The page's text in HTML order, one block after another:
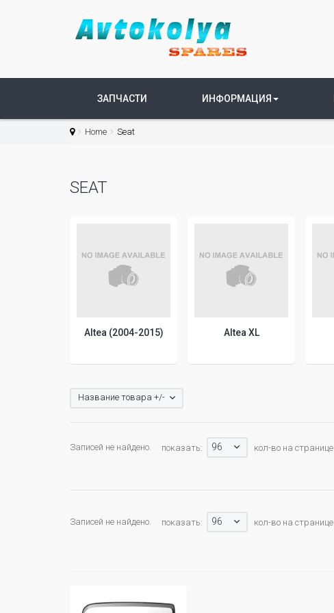
ЗАПЧАСТИ ИНФОРМАЦИЯ
Home Seat
SEAT
Altea (2004-2015) Altea XL
Название товара +/-
Записей не найдено. показать: 96 кол-во на странице
Записей не найдено. показать: 96 кол-во на странице